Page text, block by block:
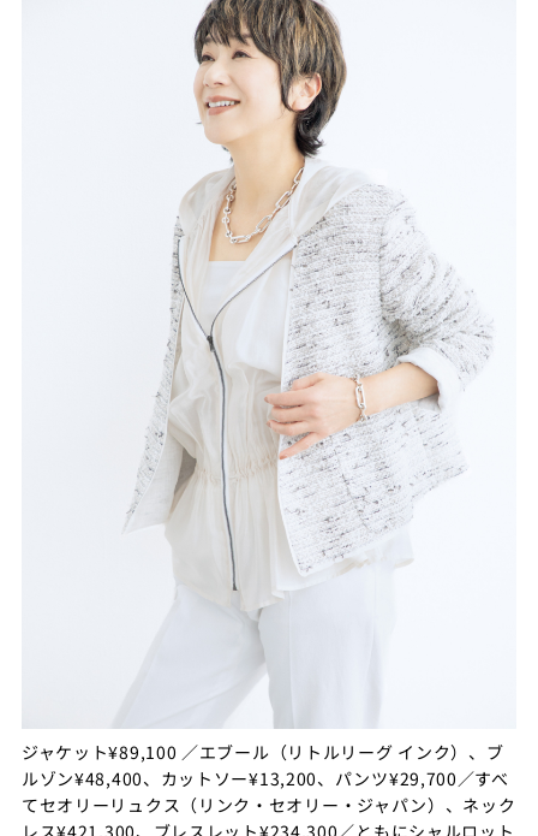
ジャケット¥89,100 ／エブール（リトルリーグ インク）、ブ
ルゾン¥48,400、カットソー¥13,200、パンツ¥29,700／すべ
てセオリーリュクス（リンク・セオリー・ジャパン）、ネック
レス¥421,300、ブレスレット¥234,300／ともにシャルロット